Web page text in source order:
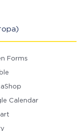
Forms
Calendar